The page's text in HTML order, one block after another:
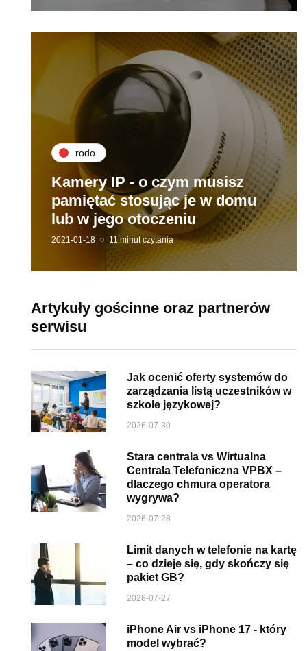
rodo
Kamery IP - o czym musisz
pamiętać stosując je w domu
lub w jego otoczeniu
2021-01-18 11 minut czytania
Artykuły gościnne oraz partnerów
serwisu
Jak ocenić oferty systemów do
zarządzania listą uczestników w
szkole językowej?
2026-07-30
Stara centrala vs Wirtualna
Centrala Telefoniczna VPBX –
dlaczego chmura operatora
wygrywa?
2026-07-28
Limit danych w telefonie na kartę
– co dzieje się, gdy skończy się
pakiet GB?
2026-07-27
iPhone Air vs iPhone 17 - który
model wybrać?